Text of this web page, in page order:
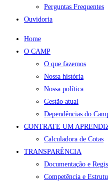
Perguntas Frequentes
Ouvidoria
Home
O CAMP
O que fazemos
Nossa história
Nossa política
Gestão atual
Dependências do
CONTRATE UM
Calculadora de Cotas
TRANSPARÊNCIA
Documentação e
Competência e